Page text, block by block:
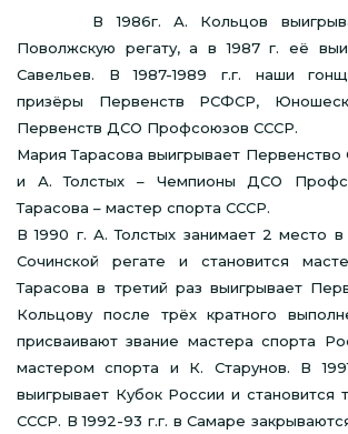
В 1986г. А. Кольцов
Поволжскую регату, а в 1987 г. её
Савельев. В 1987-1989 г.г. наши
призёры Первенств РСФСР,
Первенств ДСО Профсоюзов СССР.
Мария Тарасова выигрывает
и А. Толстых – Чемпионы ДСО
Тарасова – мастер спорта СССР.
В 1990 г. А. Толстых занимает 2 место
Сочинской регате и становится
Тарасова в третий раз выигрывает
Кольцову после трёх кратного
присваивают звание мастера спорта
мастером спорта и К. Старунов. В
выигрывает Кубок России и становится
СССР. В 1992-93 г.г. в Самаре